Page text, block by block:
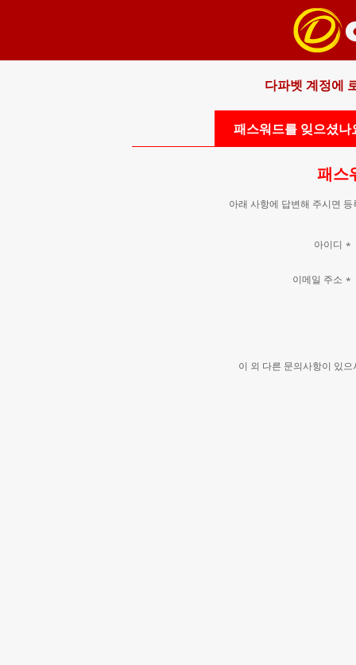
다파벳 계정에
패스워드를 잊으셨나
패스
아래 사항에 답변해 주시면
아이디 *
이메일 주소 *
이 외 다른 문의사항이 있으